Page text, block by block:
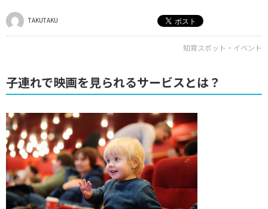
TAKUTAKU
知育スポット・イベント
子連れで映画を見られるサービスとは？